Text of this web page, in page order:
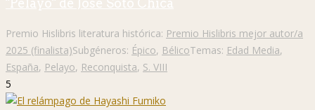
"Pelayo" de José Soto Chica
Premio Hislibris literatura histórica: Premio Hislibris mejor autor/a
2025 (finalista)Subgéneros: Épico, BélicoTemas: Edad Media,
España, Pelayo, Reconquista, S. VIII
5